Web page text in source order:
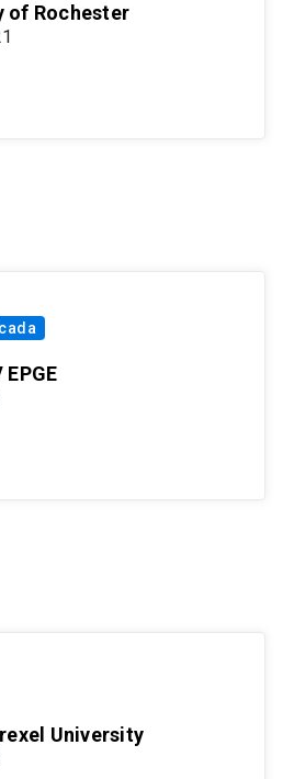
of Rochester
University